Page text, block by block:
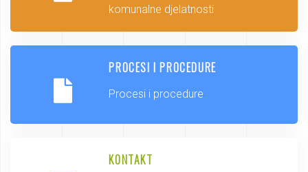
komunalne djelatnosti
PROCESI I PROCEDURE
Procesi i procedure
KONTAKT